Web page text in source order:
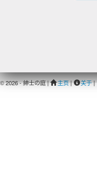
© 2026 - 紳士の庭 | 主页| 关于|